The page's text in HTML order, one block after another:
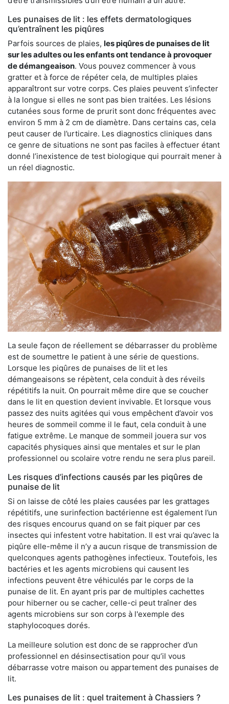
Les punaises de lit : les effets dermatologiques
qu’entraînent les piqûres
Parfois sources de plaies, les piqûres de punaises de lit
sur les adultes ou les enfants ont tendance à provoquer
de démangeaison. Vous pouvez commencer à vous
gratter et à force de répéter cela, de multiples plaies
apparaîtront sur votre corps. Ces plaies peuvent s’infecter
à la longue si elles ne sont pas bien traitées. Les lésions
cutanées sous forme de prurit sont donc fréquentes avec
environ 5 mm à 2 cm de diamètre. Dans certains cas, cela
peut causer de l’urticaire. Les diagnostics cliniques dans
ce genre de situations ne sont pas faciles à effectuer étant
donné l’inexistence de test biologique qui pourrait mener à
un réel diagnostic.
La seule façon de réellement se débarrasser du problème
est de soumettre le patient à une série de questions.
Lorsque les piqûres de punaises de lit et les
démangeaisons se répètent, cela conduit à des réveils
répétitifs la nuit. On pourrait même dire que se coucher
dans le lit en question devient invivable. Et lorsque vous
passez des nuits agitées qui vous empêchent d’avoir vos
heures de sommeil comme il le faut, cela conduit à une
fatigue extrême. Le manque de sommeil jouera sur vos
capacités physiques ainsi que mentales et sur le plan
professionnel ou scolaire votre rendu ne sera plus pareil.
Les risques d’infections causés par les piqûres de
punaise de lit
Si on laisse de côté les plaies causées par les grattages
répétitifs, une surinfection bactérienne est également l’un
des risques encourus quand on se fait piquer par ces
insectes qui infestent votre habitation. Il est vrai qu’avec la
piqûre elle-même il n’y a aucun risque de transmission de
quelconques agents pathogènes infectieux. Toutefois, les
bactéries et les agents microbiens qui causent les
infections peuvent être véhiculés par le corps de la
punaise de lit. En ayant pris par de multiples cachettes
pour hiberner ou se cacher, celle-ci peut traîner des
agents microbiens sur son corps à l'exemple des
staphylocoques dorés.
La meilleure solution est donc de se rapprocher d’un
professionnel en désinsectisation pour qu’il vous
débarrasse votre maison ou appartement des punaises de
lit.
Les punaises de lit : quel traitement à Chassiers ?